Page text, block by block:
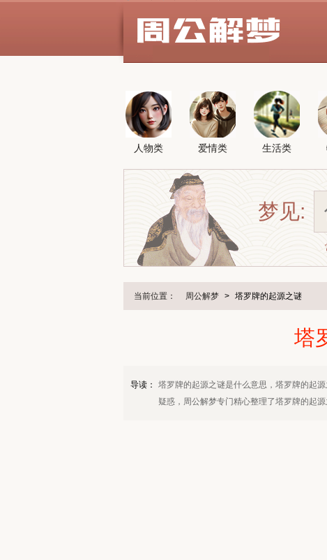
人物类 爱情类 生活类
梦见:
当前位置： 周公解梦 > 塔罗牌的起源之谜
塔
导读：
塔罗牌的起源之谜是什么意思，塔罗牌的起
疑惑，周公解梦专门精心整理了塔罗牌的起